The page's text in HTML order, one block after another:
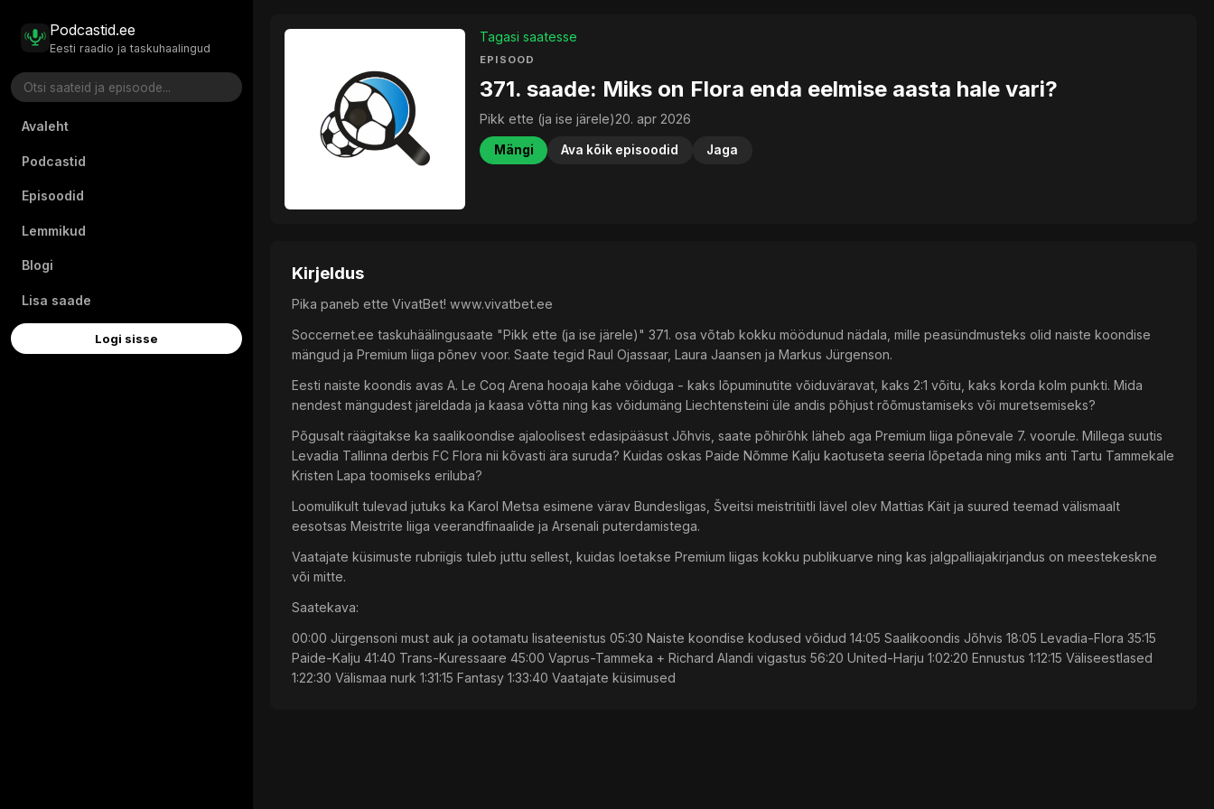
Podcastid.ee
Eesti raadio ja taskuhaalingud
Avaleht
Podcastid
Episoodid
Lemmikud
Blogi
Lisa saade
Logi sisse
Tagasi saatesse
EPISOOD
371. saade: Miks on Flora enda eelmise aasta hale vari?
Pikk ette (ja ise järele)20. apr 2026
Mängi Ava kõik episoodid Jaga
Kirjeldus
Pika paneb ette VivatBet! www.vivatbet.ee
Soccernet.ee taskuhäälingusaate "Pikk ette (ja ise järele)" 371. osa võtab kokku möödunud nädala, mille peasündmusteks olid naiste koondise
mängud ja Premium liiga põnev voor. Saate tegid Raul Ojassaar, Laura Jaansen ja Markus Jürgenson.
Eesti naiste koondis avas A. Le Coq Arena hooaja kahe võiduga - kaks lõpuminutite võiduväravat, kaks 2:1 võitu, kaks korda kolm punkti. Mida
nendest mängudest järeldada ja kaasa võtta ning kas võidumäng Liechtensteini üle andis põhjust rõõmustamiseks või muretsemiseks?
Põgusalt räägitakse ka saalikoondise ajaloolisest edasipääsust Jõhvis, saate põhirõhk läheb aga Premium liiga põnevale 7. voorule. Millega suutis
Levadia Tallinna derbis FC Flora nii kõvasti ära suruda? Kuidas oskas Paide Nõmme Kalju kaotuseta seeria lõpetada ning miks anti Tartu Tammekale
Kristen Lapa toomiseks eriluba?
Loomulikult tulevad jutuks ka Karol Metsa esimene värav Bundesligas, Šveitsi meistritiitli lävel olev Mattias Käit ja suured teemad välismaalt
eesotsas Meistrite liiga veerandfinaalide ja Arsenali puterdamistega.
Vaatajate küsimuste rubriigis tuleb juttu sellest, kuidas loetakse Premium liigas kokku publikuarve ning kas jalgpalliajakirjandus on meestekeskne
või mitte.
Saatekava:
00:00 Jürgensoni must auk ja ootamatu lisateenistus 05:30 Naiste koondise kodused võidud 14:05 Saalikoondis Jõhvis 18:05 Levadia-Flora 35:15
Paide-Kalju 41:40 Trans-Kuressaare 45:00 Vaprus-Tammeka + Richard Alandi vigastus 56:20 United-Harju 1:02:20 Ennustus 1:12:15 Väliseestlased
1:22:30 Välismaa nurk 1:31:15 Fantasy 1:33:40 Vaatajate küsimused